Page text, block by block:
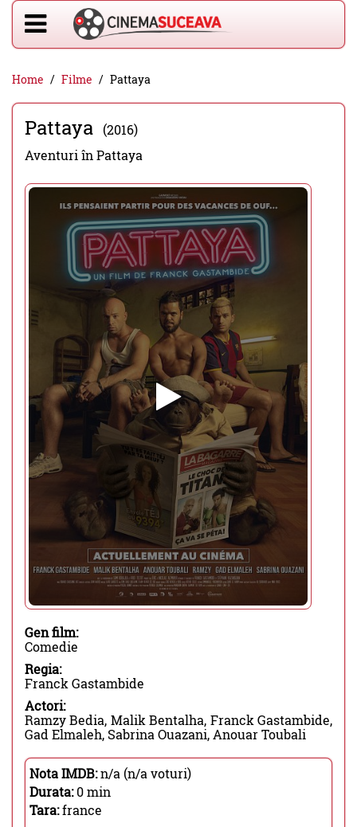
Home Filme Pattaya
Pattaya (2016)
Aventuri în Pattaya
Gen film:
Comedie
Regia:
Franck Gastambide
Actori:
Ramzy Bedia, Malik Bentalha, Franck Gastambide,
Gad Elmaleh, Sabrina Ouazani, Anouar Toubali
Nota IMDB:n/a (n/a voturi)
Durata:0 min
Tara:france